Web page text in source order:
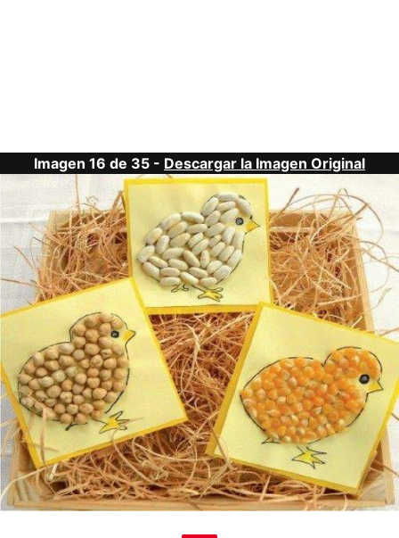
Imagen 16 de 35 - Descargar la Imagen Original